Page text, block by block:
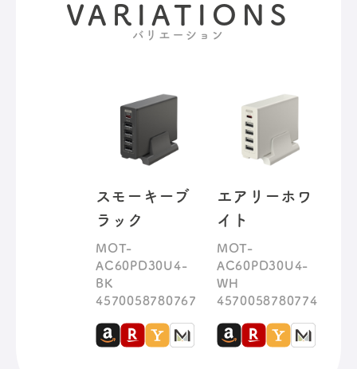
VARIATIONS
バリエーション
スモーキーブ
ラック
MOT-
AC60PD30U4-
BK
4570058780767
エアリーホワ
イト
MOT-
AC60PD30U4-
WH
4570058780774